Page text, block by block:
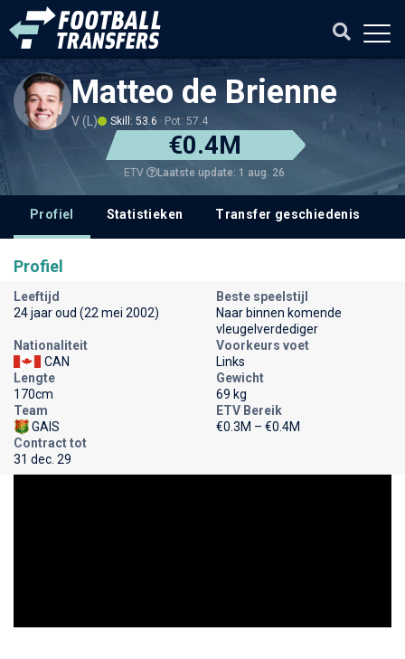
Matteo de Brienne
V (L) Skill: 53.6 Pot: 57.4
€0.4M
ETV Laatste update: 1 aug. 26
Profiel Statistieken Transfer geschiedenis
Profiel
Leeftijd
24 jaar oud (22 mei 2002)
Beste speelstijl
Naar binnen komende
vleugelverdediger
Nationaliteit
CAN
Voorkeurs voet
Links
Lengte
170cm
Gewicht
69 kg
Team
GAIS
ETV Bereik
€0.3M – €0.4M
Contract tot
31 dec. 29